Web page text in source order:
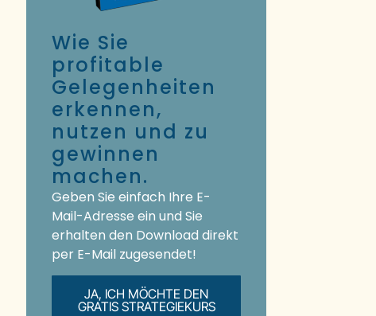
Wie Sie
profitable
Gelegenheiten
erkennen,
nutzen und zu
gewinnen
machen.
Geben Sie einfach Ihre E-
Mail-Adresse ein und Sie
erhalten den Download direkt
per E-Mail zugesendet!
JA, ICH MÖCHTE DEN
GRATIS STRATEGIEKURS